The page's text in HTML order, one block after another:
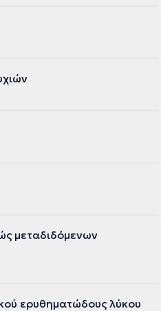
μεταδιδόμενων
ερυθηματώδους λύκου